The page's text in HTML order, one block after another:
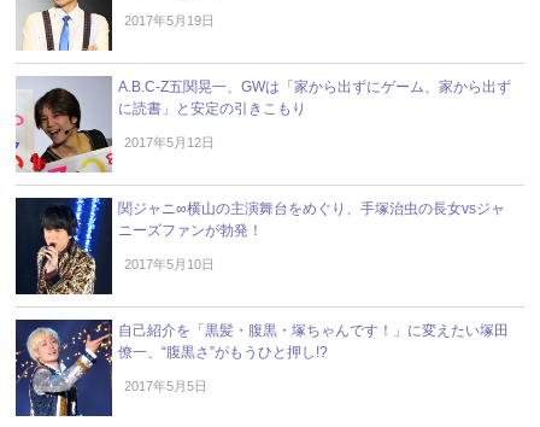
2017年5月19日
A.B.C-Z五関晃一、GWは「家から出ずにゲーム、家から出ず
に読書」と安定の引きこもり
2017年5月12日
関ジャニ∞横山の主演舞台をめぐり、手塚治虫の長女vsジャ
ニーズファンが勃発！
2017年5月10日
自己紹介を「黒髪・腹黒・塚ちゃんです！」に変えたい塚田
僚一、“腹黒さ”がもうひと押し!?
2017年5月5日